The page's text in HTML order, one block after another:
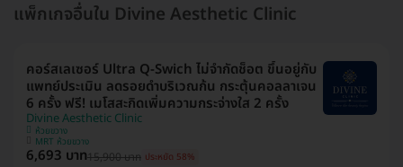
แพ็กเกจอื่นใน Divine Aesthetic Clinic
คอร์สเลเซอร์ Ultra Q-Swich ไม่จำกัดช็อต ขึ้นอยู่กับ
แพทย์ประเมิน ลดรอยดำบริเวณก้น กระตุ้นคอลลาเจน
6 ครั้ง ฟรี! เมโสสะกิดเพิ่มความกระจ่างใส 2 ครั้ง
Divine Aesthetic Clinic
ห้วยขวาง
MRT ห้วยขวาง
6,693 บาท15,900 บาท ประหยัด 58%